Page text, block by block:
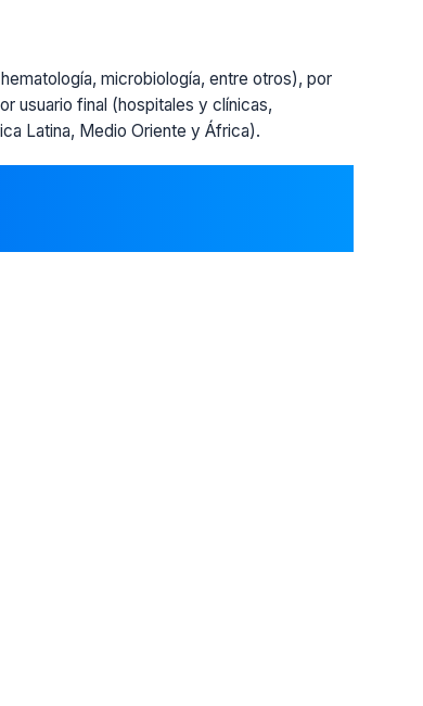
microbiología, entre otros), por
usuario final (hospitales y clínicas,
Latina, Medio Oriente y África).